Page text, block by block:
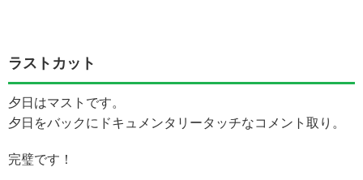
ラストカット
夕日はマストです。
夕日をバックにドキュメンタリータッチなコメント取り。
完璧です！